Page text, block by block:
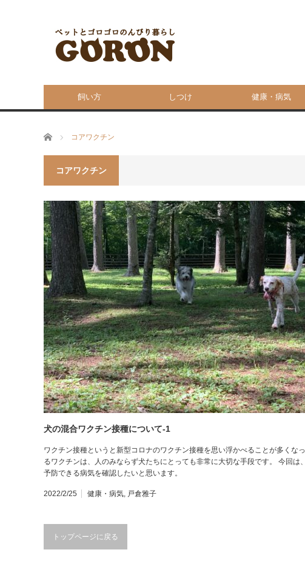
飼い方 しつけ 健康・病気
ホーム コアワクチン
コアワクチン
犬の混合ワクチン接種について-1
ワクチン接種というと新型コロナのワクチン接種を思い浮かべることが多くな
るワクチンは、人のみならず犬たちにとっても非常に大切な手段です。 今回は
予防できる病気を確認したいと思います。
2022/2/25 健康・病気, 戸倉雅子
トップページに戻る